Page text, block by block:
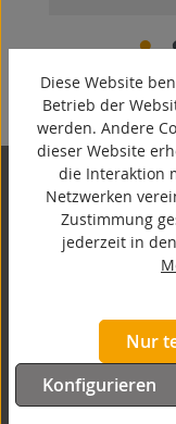
Diese Website
Betrieb der
werden. Andere
dieser Website
die Interaktion
Netzwerken
Zustimmung
jederzeit in
Nur
Konfigurieren